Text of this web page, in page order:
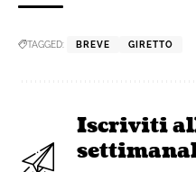
TAGGED: BREVE GIRETTO
Iscriviti